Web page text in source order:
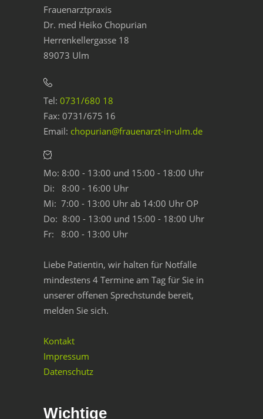
Frauenarztpraxis
Dr. med Heiko Chopurian
Herrenkellergasse 18
89073 Ulm
Tel: 0731/680 18
Fax: 0731/675 16
Email: chopurian@frauenarzt-in-ulm.de
Mo: 8:00 - 13:00 und 15:00 - 18:00 Uhr
Di: 8:00 - 16:00 Uhr
Mi: 7:00 - 13:00 Uhr ab 14:00 Uhr OP
Do: 8:00 - 13:00 und 15:00 - 18:00 Uhr
Fr: 8:00 - 13:00 Uhr
Liebe Patientin, wir halten für Notfälle
mindestens 4 Termine am Tag für Sie in
unserer offenen Sprechstunde bereit,
melden Sie sich.
Kontakt
Impressum
Datenschutz
Wichtige